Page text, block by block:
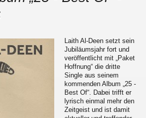
Laith Al-Deen setzt sein
Jubiläumsjahr fort und
veröffentlicht mit „Paket
Hoffnung“ die dritte
Single aus seinem
kommenden Album „25 -
Best Of“. Dabei trifft er
lyrisch einmal mehr den
Zeitgeist und ist damit